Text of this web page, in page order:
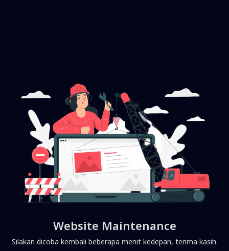
Website Maintenance
Silakan dicoba kembali beberapa menit kedepan, terima kasih.